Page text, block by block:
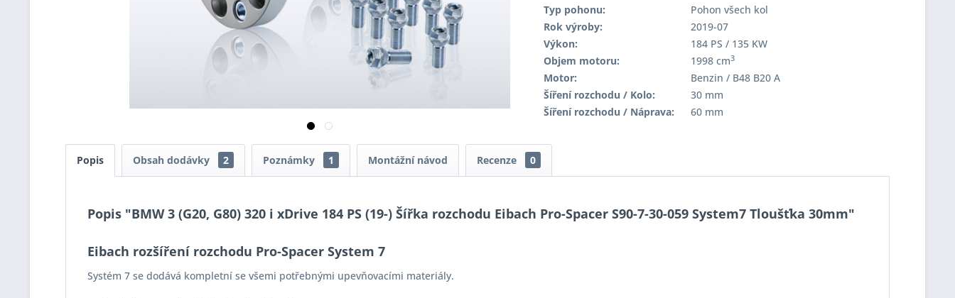
Typ pohonu:
Pohon všech kol
Rok výroby:
2019-07
Výkon:
184 PS / 135 KW
Objem motoru:
1998 cm3
Motor:
Benzin / B48 B20 A
Šíření rozchodu / Kolo:
30 mm
Šíření rozchodu / Náprava:
60 mm
Popis Obsah dodávky 2 Poznámky 1 Montážní návod Recenze 0
Popis "BMW 3 (G20, G80) 320 i xDrive 184 PS (19-) Šířka rozchodu Eibach Pro-Spacer S90-7-30-059 System7 Tloušťka 30mm"
Eibach rozšíření rozchodu Pro-Spacer System 7
Systém 7 se dodává kompletní se všemi potřebnými upevňovacími materiály.